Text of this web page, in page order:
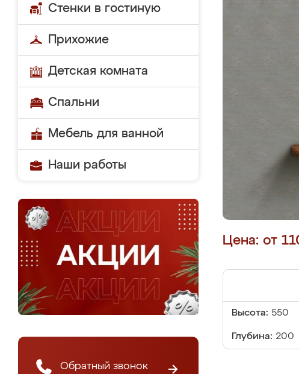
Стенки в гостиную
Прихожие
Детская комната
Спальни
Мебель для ванной
Наши работы
Обратный звонок
Цена: от
Высота: 550
Глубина: 200